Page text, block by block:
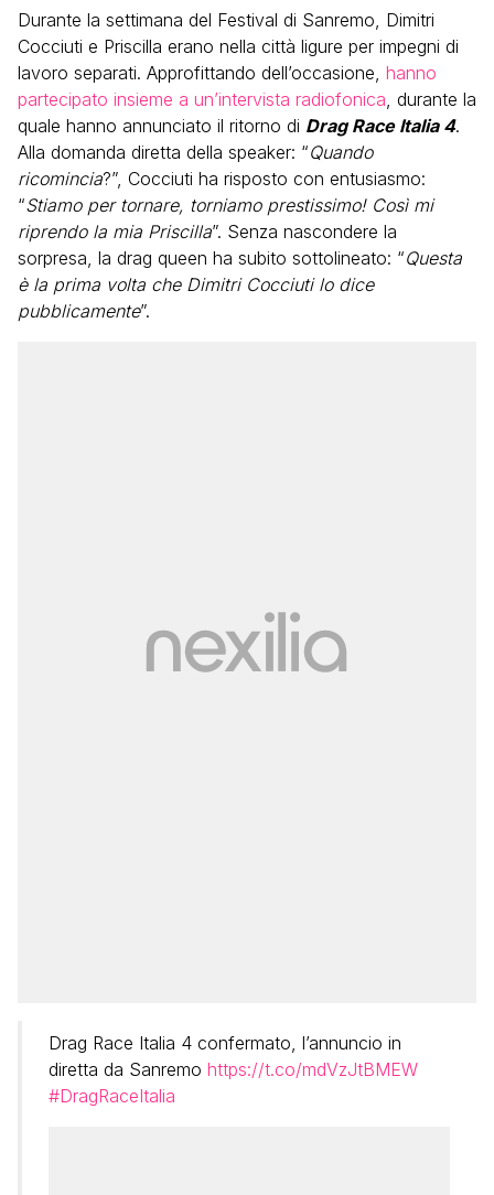
Durante la settimana del Festival di Sanremo, Dimitri
Cocciuti e Priscilla erano nella città ligure per impegni di
lavoro separati. Approfittando dell’occasione, hanno
partecipato insieme a un’intervista radiofonica, durante la
quale hanno annunciato il ritorno di Drag Race Italia 4.
Alla domanda diretta della speaker: “Quando
ricomincia?”, Cocciuti ha risposto con entusiasmo:
“Stiamo per tornare, torniamo prestissimo! Così mi
riprendo la mia Priscilla”. Senza nascondere la
sorpresa, la drag queen ha subito sottolineato: “Questa
è la prima volta che Dimitri Cocciuti lo dice
pubblicamente”.
Drag Race Italia 4 confermato, l’annuncio in
diretta da Sanremo https://t.co/mdVzJtBMEW
#DragRaceItalia